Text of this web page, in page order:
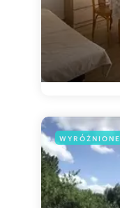
WYRÓŻNIONE